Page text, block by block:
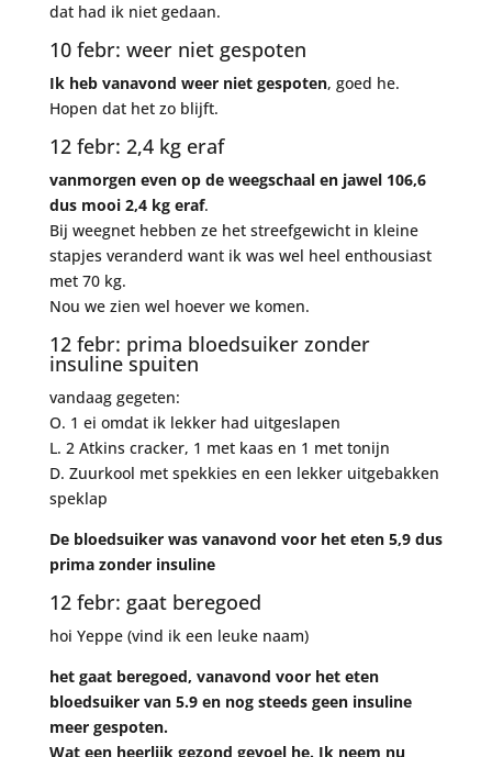
dat had ik niet gedaan.
10 febr: weer niet gespoten
Ik heb vanavond weer niet gespoten, goed he.
Hopen dat het zo blijft.
12 febr: 2,4 kg eraf
vanmorgen even op de weegschaal en jawel 106,6
dus mooi 2,4 kg eraf.
Bij weegnet hebben ze het streefgewicht in kleine
stapjes veranderd want ik was wel heel enthousiast
met 70 kg.
Nou we zien wel hoever we komen.
12 febr: prima bloedsuiker zonder
insuline spuiten
vandaag gegeten:
O. 1 ei omdat ik lekker had uitgeslapen
L. 2 Atkins cracker, 1 met kaas en 1 met tonijn
D. Zuurkool met spekkies en een lekker uitgebakken
speklap
De bloedsuiker was vanavond voor het eten 5,9 dus
prima zonder insuline
12 febr: gaat beregoed
hoi Yeppe (vind ik een leuke naam)
het gaat beregoed, vanavond voor het eten
bloedsuiker van 5.9 en nog steeds geen insuline
meer gespoten.
Wat een heerlijk gezond gevoel he. Ik neem nu